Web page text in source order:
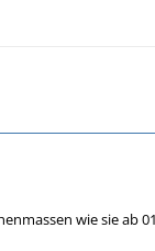
wie sie ab